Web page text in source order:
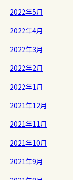
2022年5月
2022年4月
2022年3月
2022年2月
2022年1月
2021年12月
2021年11月
2021年10月
2021年9月